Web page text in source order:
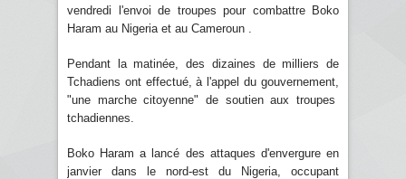
vendredi l'envoi de troupes pour combattre Boko
Haram au Nigeria et au Cameroun .
Pendant la matinée, des dizaines de milliers de
Tchadiens ont effectué, à l'appel du gouvernement,
"une marche citoyenne" de soutien aux troupes
tchadiennes.
Boko Haram a lancé des attaques d'envergure en
janvier dans le nord-est du Nigeria, occupant